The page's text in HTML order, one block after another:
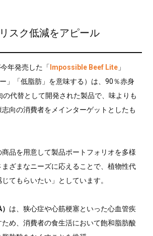
スク低減をアピール
年発売した「 Impossible Beef Lite 」
」「低脂肪」を意味する）は、90％赤身
の代替として開発された製品で、味よりも
向の消費者をメインターゲットとしたも
品を用意して製品ポートフォリオを多様
ざまなニーズに応えることで、植物性代
てもらいたい」としています。
は、狭心症や心筋梗塞といった心血管疾
め、消費者の食生活において飽和脂肪酸